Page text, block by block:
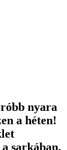
nyara
a héten!
sarkában.